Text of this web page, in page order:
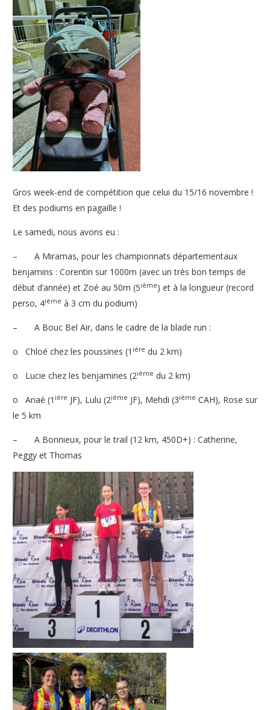
Gros week-end de compétition que celui du 15/16 novembre !
Et des podiums en pagaille !
Le samedi, nous avons eu :
– A Miramas, pour les championnats départementaux
benjamins : Corentin sur 1000m (avec un très bon temps de
début d’année) et Zoé au 50m (5ième) et à la longueur (record
perso, 4ième à 3 cm du podium)
– A Bouc Bel Air, dans le cadre de la blade run :
o Chloé chez les poussines (1 ière du 2 km)
o Lucie chez les benjamines (2ième du 2 km)
o Anaé (1 ière JF), Lulu (2ième JF), Mehdi (3ième CAH), Rose sur
le 5 km
– A Bonnieux, pour le trail (12 km, 450D+) : Catherine,
Peggy et Thomas